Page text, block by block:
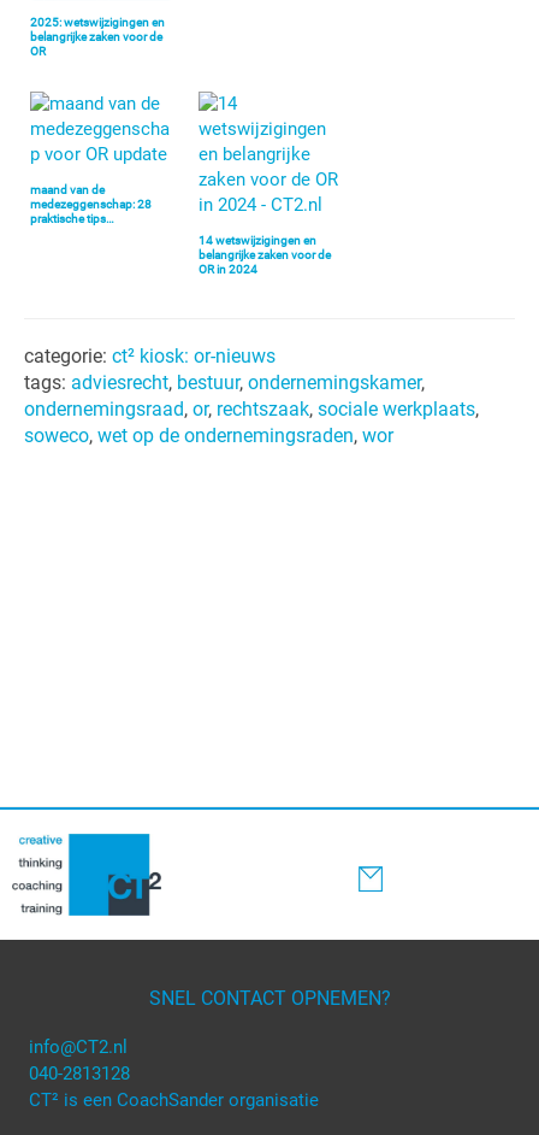
2025: wetswijzigingen en
belangrijke zaken voor de
OR
maand van de
medezeggenschap: 28
praktische tips…
14 wetswijzigingen en
belangrijke zaken voor de
OR in 2024
categorie: ct² kiosk: or-nieuws
tags: adviesrecht, bestuur, ondernemingskamer,
ondernemingsraad, or, rechtszaak, sociale werkplaats,
soweco, wet op de ondernemingsraden, wor
SNEL CONTACT OPNEMEN?
info@CT2.nl
040-2813128
CT² is een CoachSander organisatie